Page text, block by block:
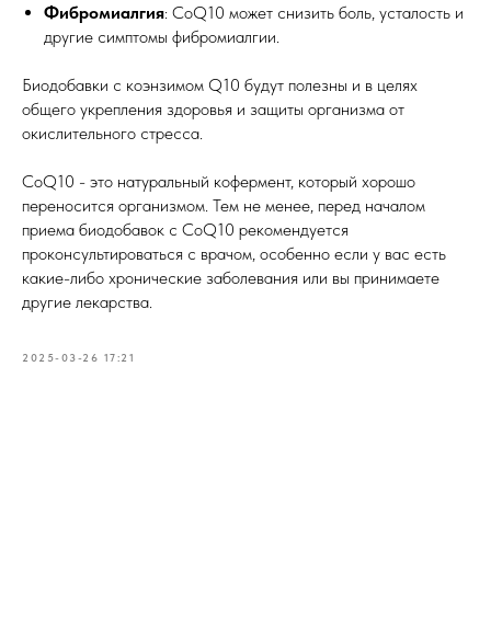
Фибромиалгия: CoQ10 может снизить боль, усталость и
другие симптомы фибромиалгии.
Биодобавки с коэнзимом Q10 будут полезны и в целях
общего укрепления здоровья и защиты организма от
окислительного стресса.
CoQ10 - это натуральный кофермент, который хорошо
переносится организмом. Тем не менее, перед началом
приема биодобавок с CoQ10 рекомендуется
проконсультироваться с врачом, особенно если у вас есть
какие-либо хронические заболевания или вы принимаете
другие лекарства.
2025-03-26 17:21